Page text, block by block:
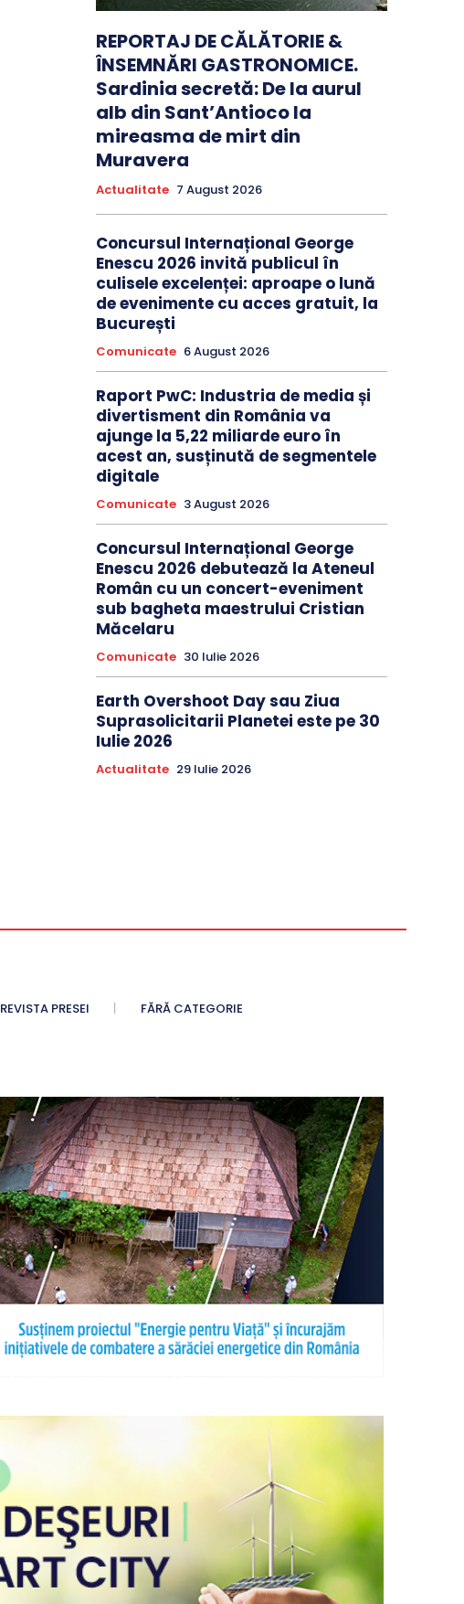
REPORTAJ DE CĂLĂTORIE &
ÎNSEMNĂRI GASTRONOMICE.
Sardinia secretă: De la aurul
alb din Sant’Antioco la
mireasma de mirt din
Muravera
Actualitate 7 August 2026
Concursul Internațional George
Enescu 2026 invită publicul în
culisele excelenței: aproape o lună
de evenimente cu acces gratuit, la
București
Comunicate 6 August 2026
Raport PwC: Industria de media și
divertisment din România va
ajunge la 5,22 miliarde euro în
acest an, susținută de segmentele
digitale
Comunicate 3 August 2026
Concursul Internațional George
Enescu 2026 debutează la Ateneul
Român cu un concert-eveniment
sub bagheta maestrului Cristian
Măcelaru
Comunicate 30 Iulie 2026
Earth Overshoot Day sau Ziua
Suprasolicitarii Planetei este pe 30
Iulie 2026
Actualitate 29 Iulie 2026
REVISTA PRESEI FĂRĂ CATEGORIE